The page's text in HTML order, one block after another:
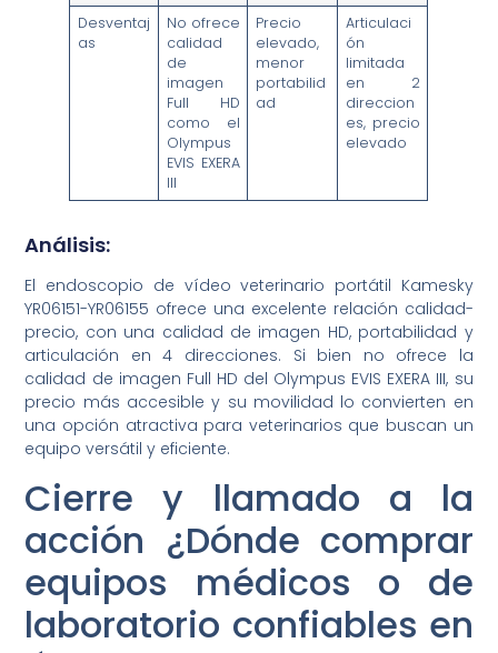
Desventaj
as
No ofrece
calidad
de
imagen
Full HD
como el
Olympus
EVIS EXERA
III
Precio
elevado,
menor
portabilid
ad
Articulaci
ón
limitada
en 2
direccion
es, precio
elevado
Análisis:
El endoscopio de vídeo veterinario portátil Kamesky
YR06151-YR06155 ofrece una excelente relación calidad-
precio, con una calidad de imagen HD, portabilidad y
articulación en 4 direcciones. Si bien no ofrece la
calidad de imagen Full HD del Olympus EVIS EXERA III, su
precio más accesible y su movilidad lo convierten en
una opción atractiva para veterinarios que buscan un
equipo versátil y eficiente.
Cierre y llamado a la
acción ¿Dónde comprar
equipos médicos o de
laboratorio confiables en